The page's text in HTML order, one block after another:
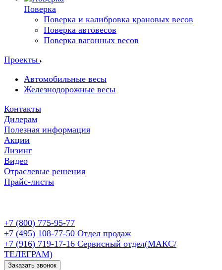
Поверка
Поверка и калибровка крановых весов
Поверка автовесов
Поверка вагонных весов
Проекты
Автомобильные весы
Железнодорожные весы
Контакты
Дилерам
Полезная информация
Акции
Лизинг
Видео
Отраслевые решения
Прайс-листы
+7 (800) 775-95-77
+7 (495) 108-77-50 Отдел продаж
+7 (916) 719-17-16 Сервисный отдел(МАКС/
ТЕЛЕГРАМ)
Заказать звонок